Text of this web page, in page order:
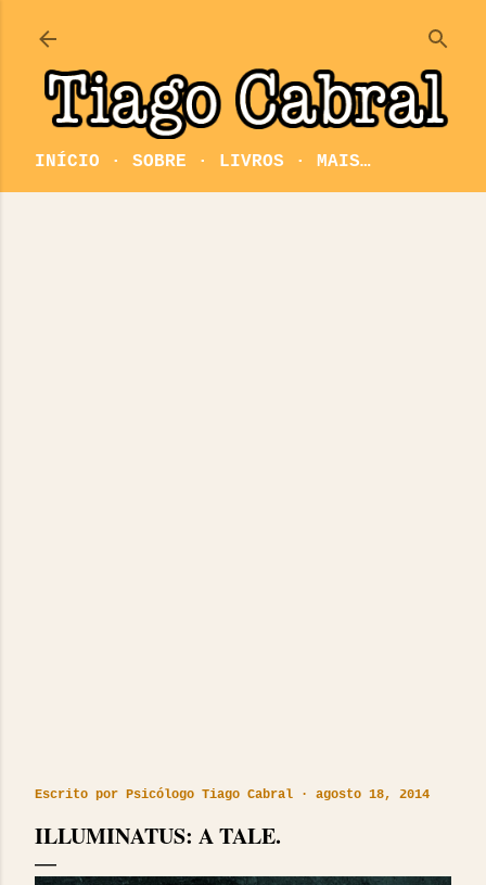
INÍCIO SOBRE LIVROS MAIS…
Escrito por Psicólogo Tiago Cabral agosto 18, 2014
ILLUMINATUS: A TALE.